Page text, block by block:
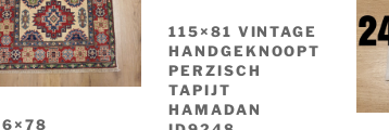
115×81 VINTAGE
HANDGEKNOOPT
PERZISCH
TAPIJT
HAMADAN